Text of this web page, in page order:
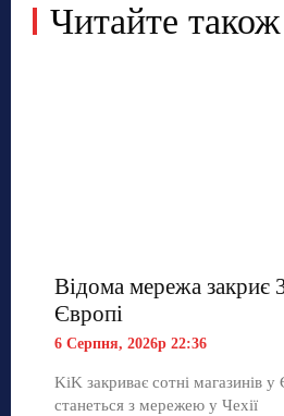
Читайте також
Відома мережа закриє
Європі
6 Серпня, 2026р 22:36
KiK закриває сотні магазинів
станеться з мережею у Чехії